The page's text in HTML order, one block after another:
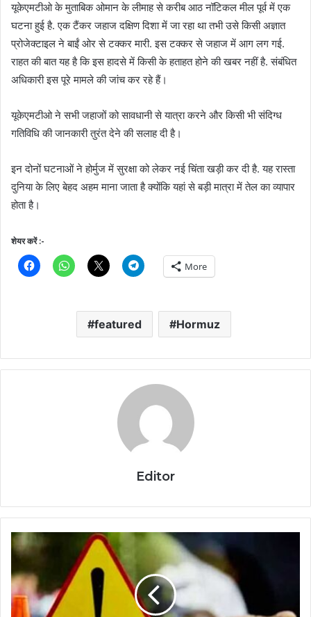
यूकेएमटीओ के मुताबिक ओमान के लीमाह से करीब आठ नॉटिकल मील पूर्व में एक
घटना हुई है. एक टैंकर जहाज दक्षिण दिशा में जा रहा था तभी उसे किसी अज्ञात
प्रोजेक्टाइल ने बाईं ओर से टक्कर मारी. इस टक्कर से जहाज में आग लग गई.
राहत की बात यह है कि इस हादसे में किसी के हताहत होने की खबर नहीं है. संबंधित
अधिकारी इस पूरे मामले की जांच कर रहे हैं।
यूकेएमटीओ ने सभी जहाजों को सावधानी से यात्रा करने और किसी भी संदिग्ध
गतिविधि की जानकारी तुरंत देने की सलाह दी है।
इन दोनों घटनाओं ने होर्मुज में सुरक्षा को लेकर नई चिंता खड़ी कर दी है. यह रास्ता
दुनिया के लिए बेहद अहम माना जाता है क्योंकि यहां से बड़ी मात्रा में तेल का व्यापार
होता है।
शेयर करें :-
More
featured Hormuz
Editor